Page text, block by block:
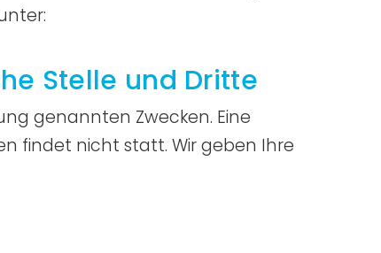
Stelle und Dritte
genannten Zwecken. Eine
findet nicht statt. Wir geben Ihre